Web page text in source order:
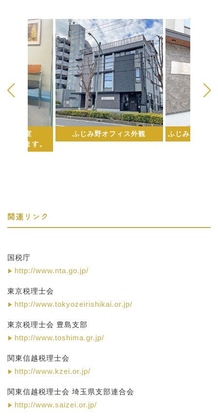
ス応接室
だけます。
ふじみ野オフィス外観 ふじみ野オフ
関連リンク
国税庁
http://www.nta.go.jp/
東京税理士会
http://www.tokyozeirishikai.or.jp/
東京税理士会 豊島支部
http://www.toshima.gr.jp/
関東信越税理士会
http://www.kzei.or.jp/
関東信越税理士会 埼玉県支部連合会
http://www.saizei.or.jp/